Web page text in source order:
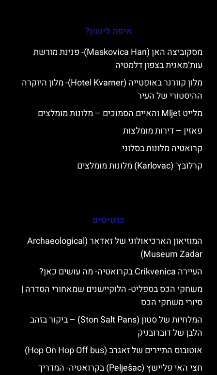
איפה לישון?
מסקוביצה האן (Maskovica Han)- פנינת מורשת
עות’מאנית בצפון דלמטיה
מלון קוורנר באופטייה (Hotel Kvarner)- מלון היוקרה
ההיסטורי של העיר
מלייט Mljet והאיים הסמוכים – מלונות מומלצים
פאזין – דירות מומלצות
קרואטיה מלונות בסלוני
קרלובץ' (Karlovac) מלונות מומלצים
כרטיסים
המוזיאון הארכיאולוגי של זאדאר (Archaeological
Museum Zadar)
העיירה Crikvenica בקרואטיה- מה עושים כאן?
משחקי הכס בספליט- הלוקיישנים שמאחורי הסדרה |
סיורי משחקי הכס
המלחיות של סטון (Ston Salt Pans) – ביקור בזהב
הלבן של דוברובניק
אוטובוס התיירים של זאגרב (Hop On Hop Off bus)
חצי האי פליישץ (Pelješac) בקרואטיה- המדריך